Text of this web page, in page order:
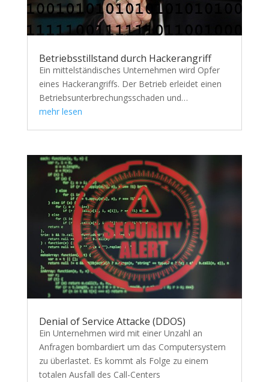
Betriebsstillstand durch Hackerangriff
Ein mittelständisches Unternehmen wird Opfer
eines Hackerangriffs. Der Betrieb erleidet einen
Betriebsunterbrechungsschaden und…
mehr lesen
Denial of Service Attacke (DDOS)
Ein Unternehmen wird mit einer Unzahl an
Anfragen bombardiert um das Computersystem
zu überlastet. Es kommt als Folge zu einem
totalen Ausfall des Call-Centers